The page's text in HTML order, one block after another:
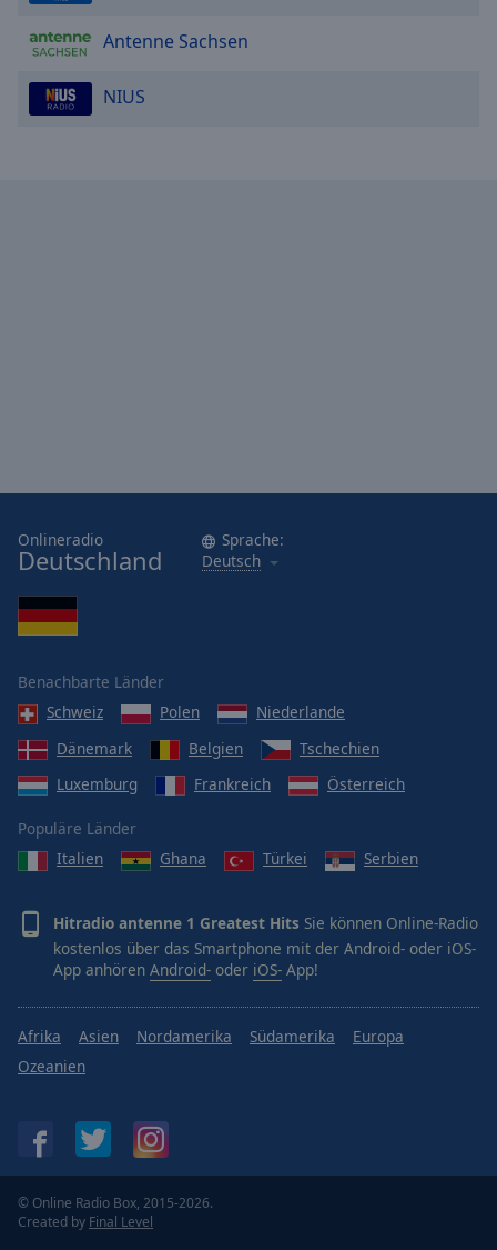
Antenne Sachsen
NIUS
Onlineradio
Deutschland
Sprache:
Deutsch
Benachbarte Länder
Schweiz
Polen
Niederlande
Dänemark
Belgien
Tschechien
Luxemburg
Frankreich Österreich
Populäre Länder
Italien
Ghana Türkei Serbien
Hitradio antenne 1 Greatest Hits Sie können Online-Radio
kostenlos über das Smartphone mit der Android- oder iOS-
App anhören Android- oder iOS- App!
Afrika Asien Nordamerika Südamerika
Europa
Ozeanien
© Online Radio Box, 2015-2026.
Created by Final Level